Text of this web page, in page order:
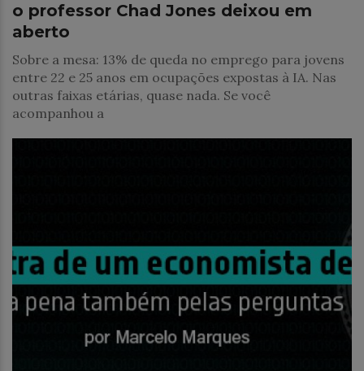
o professor Chad Jones deixou em
aberto
Sobre a mesa: 13% de queda no emprego para jovens
entre 22 e 25 anos em ocupações expostas à IA. Nas
outras faixas etárias, quase nada. Se você
acompanhou a